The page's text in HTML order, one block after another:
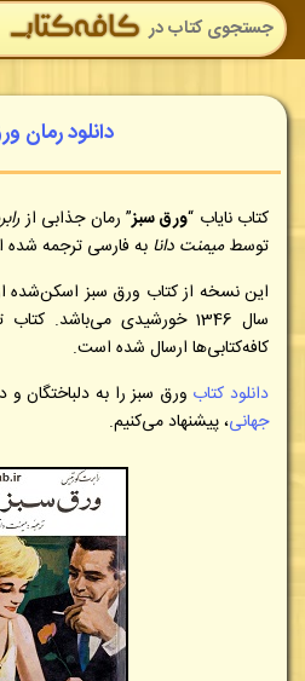
دانلود رمان
کتاب نایاب “ورق سبز” رمان جذابی از
توسطمیمنت دانا به فارسی ترجمه
این نسخه از کتاب ورق سبز اسکن‌شده
سال 1346 خورشیدی می‌باشد.
کافه‌کتابی‌ها ارسال شده است.
دانلود کتاب ورق سبز را به دلباختگان
جهانی، پیشنهاد می‌کنیم.